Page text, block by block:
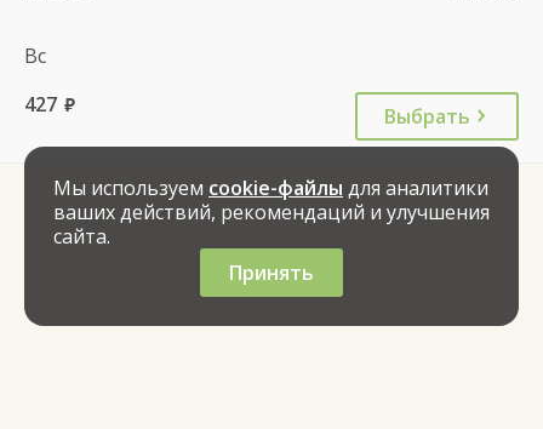
Вс
427 руб. Выбрать
Мы используем cookie-файлы для аналитики
ваших действий, рекомендаций и улучшения
сайта.
Принять